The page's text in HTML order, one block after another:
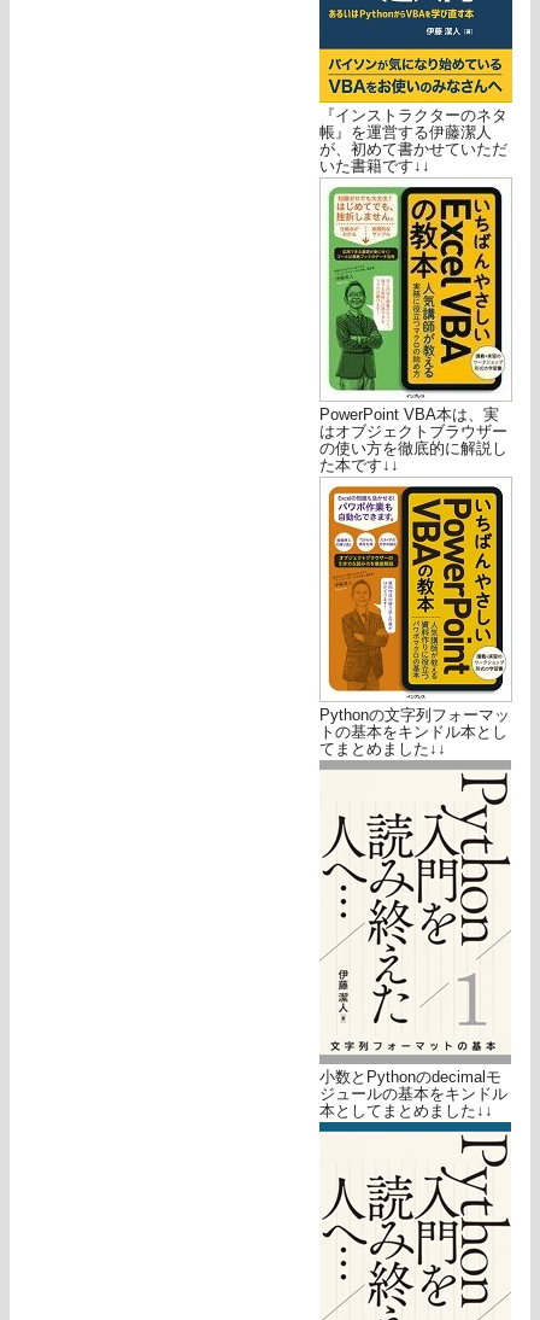
『インストラクターのネタ
帳』を運営する伊藤潔人
が、初めて書かせていただ
いた書籍です↓↓
PowerPoint VBA本は、実
はオブジェクトブラウザー
の使い方を徹底的に解説し
た本です↓↓
Pythonの文字列フォーマッ
トの基本をキンドル本とし
てまとめました↓↓
小数とPythonのdecimalモ
ジュールの基本をキンドル
本としてまとめました↓↓